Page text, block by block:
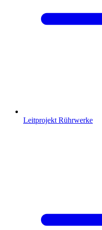
Leitprojekt Rührwerke